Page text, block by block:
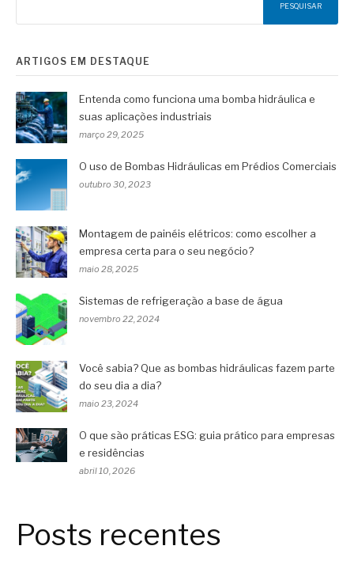
PESQUISAR
ARTIGOS EM DESTAQUE
Entenda como funciona uma bomba hidráulica e
suas aplicações industriais
março 29, 2025
O uso de Bombas Hidráulicas em Prédios Comerciais
outubro 30, 2023
Montagem de painéis elétricos: como escolher a
empresa certa para o seu negócio?
maio 28, 2025
Sistemas de refrigeração a base de água
novembro 22, 2024
Você sabia? Que as bombas hidráulicas fazem parte
do seu dia a dia?
maio 23, 2024
O que são práticas ESG: guia prático para empresas
e residências
abril 10, 2026
Posts recentes